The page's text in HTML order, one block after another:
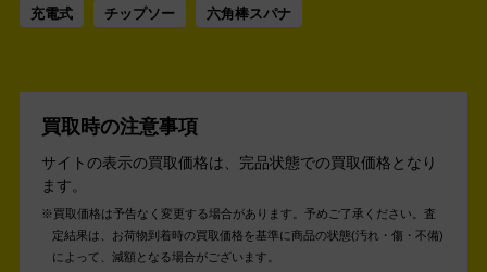
充電式 チップソー 六角棒スパナ
買取時の注意事項
サイトの表示の買取価格は、完品状態での買取価格となり
ます。
買取価格は予告なく変更する場合があります。予めご了承ください。 査
定結果は、お荷物到着時の買取価格を基準に商品の状態(汚れ・傷・不備)
によって、減額となる場合がございます。